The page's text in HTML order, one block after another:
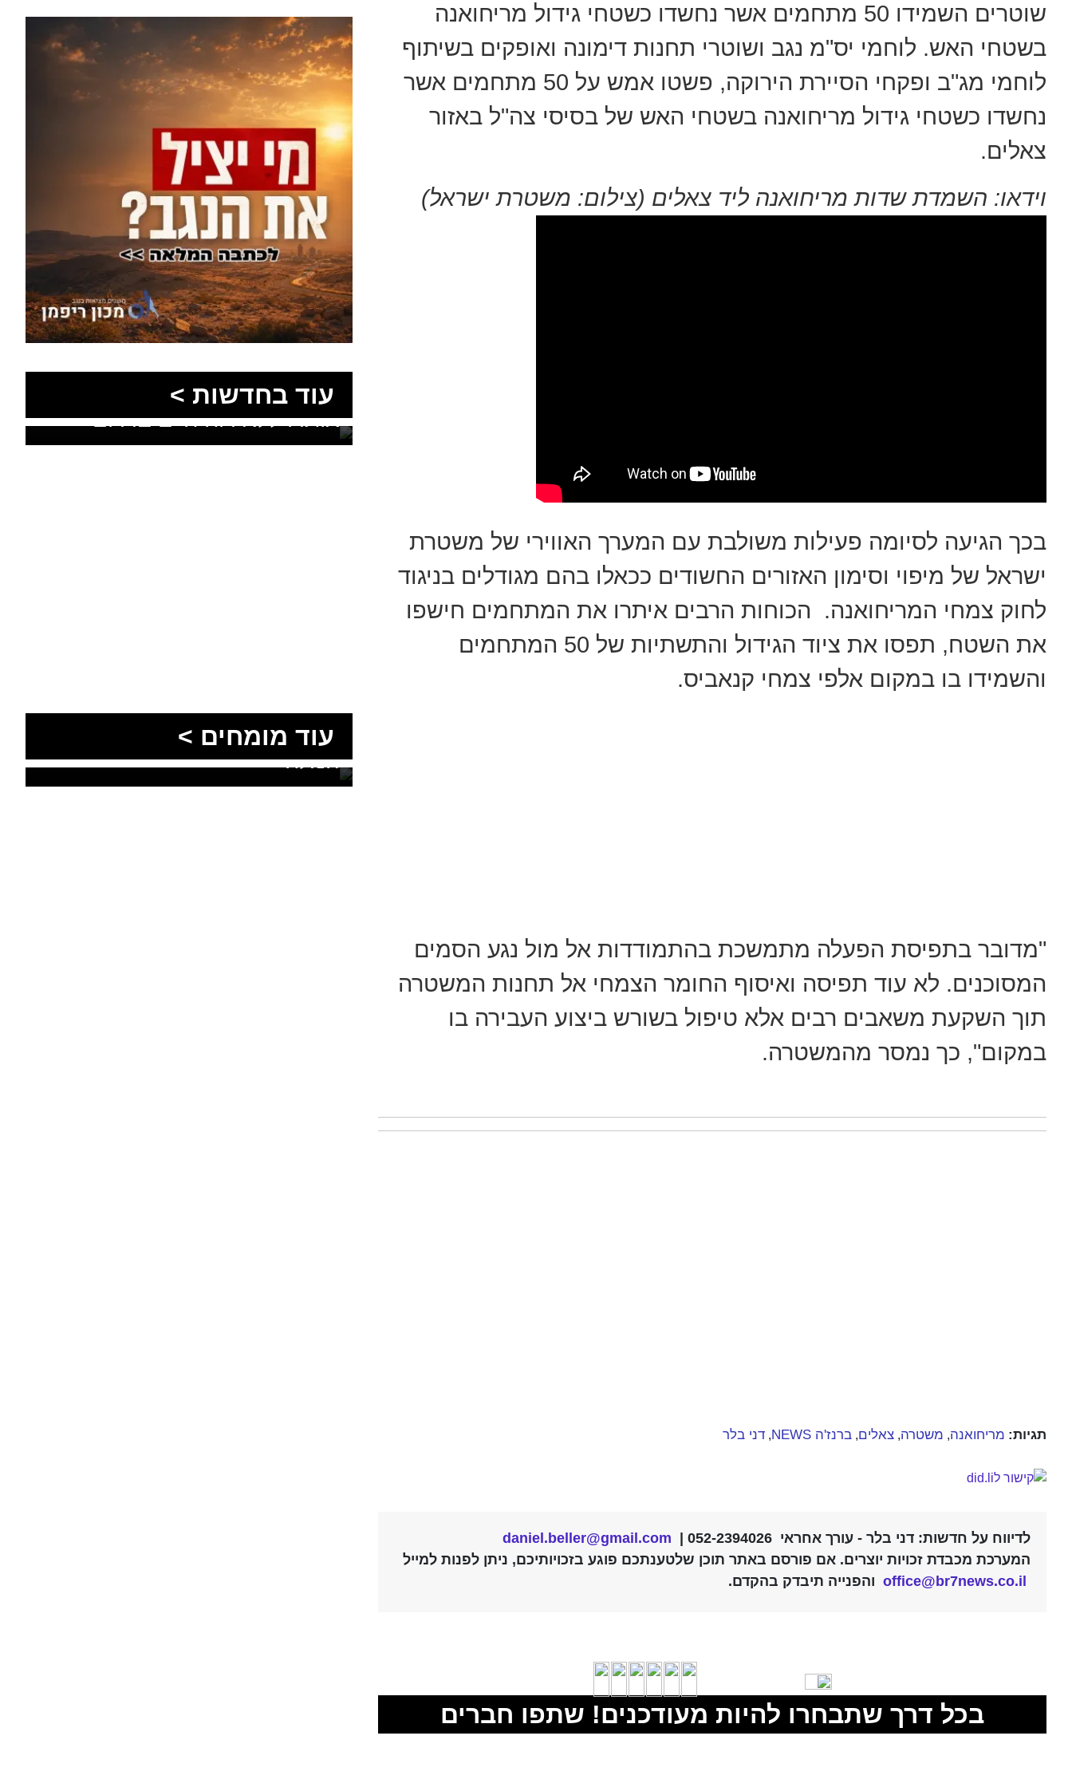
שוטרים השמידו 50 מתחמים אשר נחשדו כשטחי גידול מריחואנה
בשטחי האש. לוחמי יס"מ נגב ושוטרי תחנות דימונה ואופקים בשיתוף
לוחמי מג"ב ופקחי הסיירת הירוקה, פשטו אמש על 50 מתחמים אשר
נחשדו כשטחי גידול מריחואנה בשטחי האש של בסיסי צה"ל באזור
צאלים.
וידאו: השמדת שדות מריחואנה ליד צאלים (צילום: משטרת ישראל)
בכך הגיעה לסיומה פעילות משולבת עם המערך האווירי של משטרת
ישראל של מיפוי וסימון האזורים החשודים ככאלו בהם מגודלים בניגוד
לחוק צמחי המריחואנה. הכוחות הרבים איתרו את המתחמים חישפו
את השטח, תפסו את ציוד הגידול והתשתיות של 50 המתחמים
והשמידו בו במקום אלפי צמחי קנאביס.
"מדובר בתפיסת הפעלה מתמשכת בהתמודדות אל מול נגע הסמים
המסוכנים. לא עוד תפיסה ואיסוף החומר הצמחי אל תחנות המשטרה
תוך השקעת משאבים רבים אלא טיפול בשורש ביצוע העבירה בו
במקום", כך נמסר מהמשטרה.
תגיות: מריחואנה, משטרה, צאלים, ברנז'ה NEWS , דני בלר
לדיווח על חדשות: דני בלר - עורך אחראי 052-2394026 |
daniel.beller@gmail.com
המערכת מכבדת זכויות יוצרים. אם פורסם באתר תוכן שלטענתכם פוגע בזכויותיכם, ניתן לפנות למייל
office@br7news.co.il והפנייה תיבדק בהקדם.
בכל דרך שתבחרו להיות מעודכנים! שתפו חברים
עוד בחדשות >
בתוך חצי שעה: שני בני אדם
אותרו ללא רוח חיים בדרום
הסעות בדרום 2026: כך
מתכננים נסיעה קבוצתית